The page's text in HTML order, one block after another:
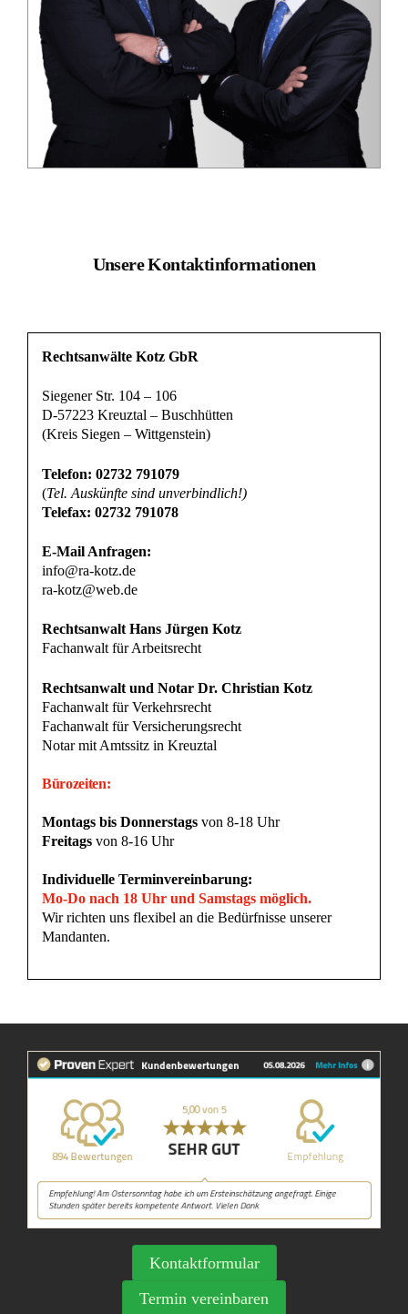
Unsere Kontaktinformationen
Rechtsanwälte Kotz GbR
Siegener Str. 104 – 106
D-57223 Kreuztal – Buschhütten
(Kreis Siegen – Wittgenstein)
Telefon: 02732 791079
(Tel. Auskünfte sind unverbindlich!)
Telefax: 02732 791078
E-Mail Anfragen:
info@ra-kotz.de
ra-kotz@web.de
Rechtsanwalt Hans Jürgen Kotz
Fachanwalt für Arbeitsrecht
Rechtsanwalt und Notar Dr. Christian Kotz
Fachanwalt für Verkehrsrecht
Fachanwalt für Versicherungsrecht
Notar mit Amtssitz in Kreuztal
Bürozeiten:
Montags bis Donnerstags von 8-18 Uhr
Freitags von 8-16 Uhr
Individuelle Terminvereinbarung:
Mo-Do nach 18 Uhr und Samstags möglich.
Wir richten uns flexibel an die Bedürfnisse unserer
Mandanten.
Kontaktformular
Termin vereinbaren